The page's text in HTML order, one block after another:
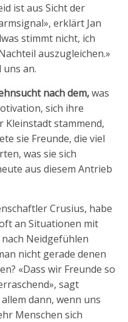
ist aus Sicht der
erklärt Jan
stimmt nicht, ich
auszugleichen.»
an.
nach dem,was
sich ihre
Kleinstadt stammend,
sie Freunde, die viel
was sie sich
aus diesem Antrieb
Crusius, habe
an Situationen mit
Neidgefühlen
nicht gerade denen
«Dass wir Freunde so
sagt
dann, wenn uns
Menschen sich